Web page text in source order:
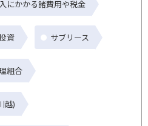
にかかる諸費用や税金
資 サブリース
組合
越)